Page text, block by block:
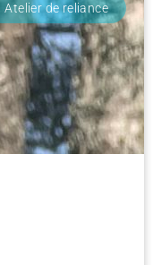
Atelier de reliance